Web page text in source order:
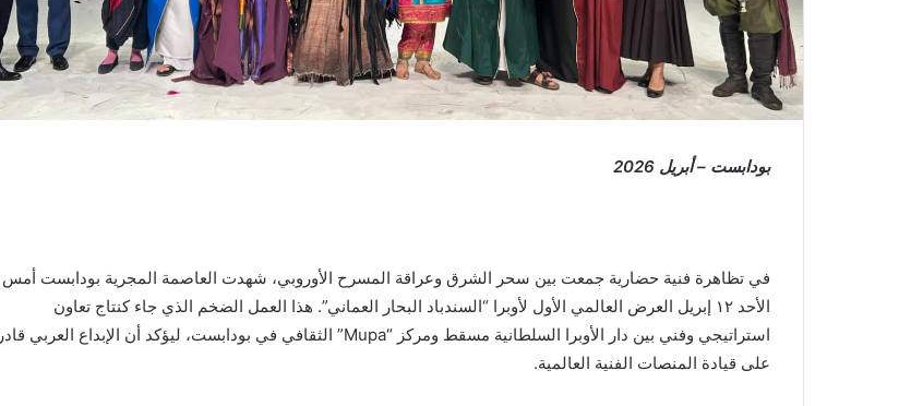
بودابست – أبريل 2026
في تظاهرة فنية حضارية جمعت بين سحر الشرق وعراقة المسرح الأوروبي، شهدت العاصمة المجرية بودابست أمس
الأحد ١٢ إبريل العرض العالمي الأول لأوبرا “السندباد البحار العماني”. هذا العمل الضخم الذي جاء كنتاج تعاون
استراتيجي وفني بين دار الأوبرا السلطانية مسقط ومركز “Mupa” الثقافي في بودابست، ليؤكد أن الإبداع العربي قادر
على قيادة المنصات الفنية العالمية.